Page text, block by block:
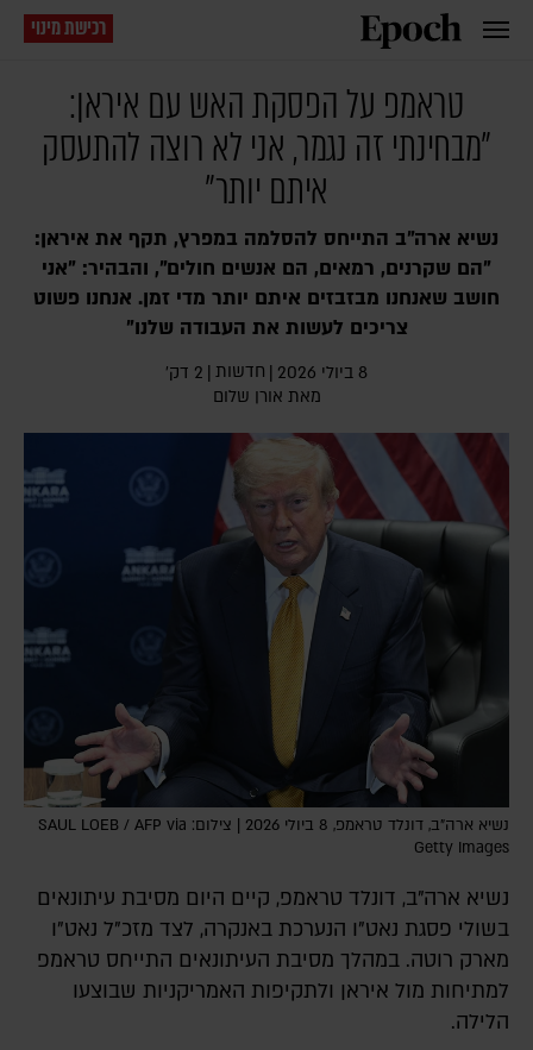
רכישת מינוי
טראמפ על הפסקת האש עם איראן:
"מבחינתי זה נגמר, אני לא רוצה להתעסק
איתם יותר"
נשיא ארה"ב התייחס להסלמה במפרץ, תקף את איראן:
"הם שקרנים, רמאים, הם אנשים חולים", והבהיר: "אני
חושב שאנחנו מבזבזים איתם יותר מדי זמן. אנחנו פשוט
צריכים לעשות את העבודה שלנו"
8 ביולי 2026 | חדשות | 2 דק׳
מאת אורן שלום
נשיא ארה"ב, דונלד טראמפ, 8 ביולי 2026 | צילום: SAUL LOEB / AFP via
Getty Images
נשיא ארה"ב, דונלד טראמפ, קיים היום מסיבת עיתונאים
בשולי פסגת נאט"ו הנערכת באנקרה, לצד מזכ"ל נאט"ו
מארק רוטה. במהלך מסיבת העיתונאים התייחס טראמפ
למתיחות מול איראן ולתקיפות האמריקניות שבוצעו
הלילה.